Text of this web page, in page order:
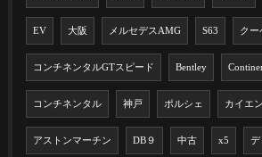
EV 大阪 メルセデスAMG S63 クー
コンチネンタルGTスピード Bentley
コンチネンタル 神戸 ポルシェ カイエン
アストンマーチン DB９ 中古 x5 デ